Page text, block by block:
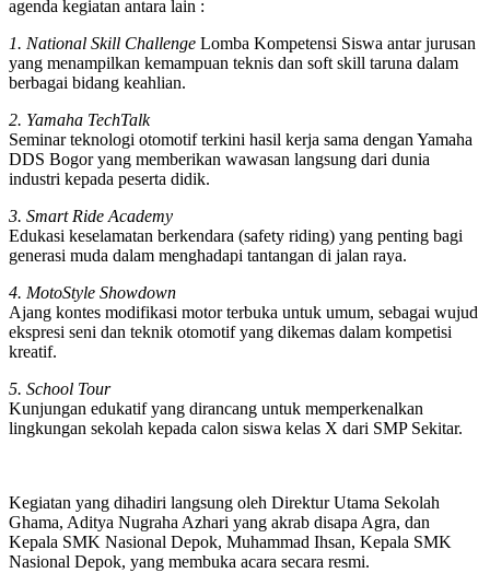
agenda kegiatan antara lain :
1. National Skill Challenge Lomba Kompetensi Siswa antar jurusan
yang menampilkan kemampuan teknis dan soft skill taruna dalam
berbagai bidang keahlian.
2. Yamaha TechTalk
Seminar teknologi otomotif terkini hasil kerja sama dengan Yamaha
DDS Bogor yang memberikan wawasan langsung dari dunia
industri kepada peserta didik.
3. Smart Ride Academy
Edukasi keselamatan berkendara (safety riding) yang penting bagi
generasi muda dalam menghadapi tantangan di jalan raya.
4. MotoStyle Showdown
Ajang kontes modifikasi motor terbuka untuk umum, sebagai wujud
ekspresi seni dan teknik otomotif yang dikemas dalam kompetisi
kreatif.
5. School Tour
Kunjungan edukatif yang dirancang untuk memperkenalkan
lingkungan sekolah kepada calon siswa kelas X dari SMP Sekitar.
Kegiatan yang dihadiri langsung oleh Direktur Utama Sekolah
Ghama, Aditya Nugraha Azhari yang akrab disapa Agra, dan
Kepala SMK Nasional Depok, Muhammad Ihsan, Kepala SMK
Nasional Depok, yang membuka acara secara resmi.